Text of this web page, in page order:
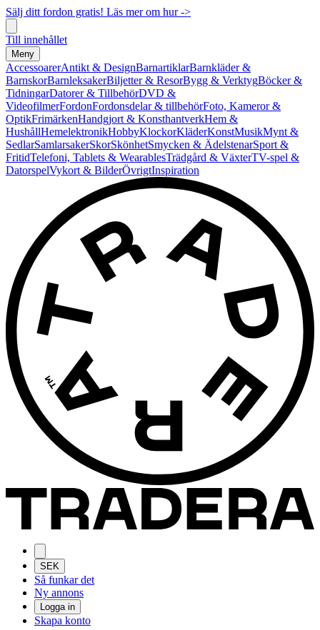
Sälj ditt fordon gratis! Läs mer om hur ->
Till innehållet
Meny
AccessoarerAntikt & DesignBarnartiklarBarnkläder &
BarnskorBarnleksakerBiljetter & ResorBygg & VerktygBöcker &
TidningarDatorer & TillbehörDVD &
VideofilmerFordonFordonsdelar & tillbehörFoto, Kameror &
OptikFrimärkenHandgjort & KonsthantverkHem &
HushållHemelektronikHobbyKlockorKläderKonstMusikMynt &
SedlarSamlarsakerSkorSkönhetSmycken & ÄdelstenarSport &
FritidTelefoni, Tablets & WearablesTrädgård & VäxterTV-spel &
DatorspelVykort & BilderÖvrigtInspiration
SEK
Så funkar det
Ny annons
Logga in
Skapa konto